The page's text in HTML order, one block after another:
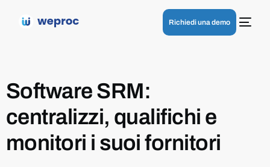
Richiedi una demo
Software SRM:
centralizzi, qualifichi e
monitori i suoi fornitori